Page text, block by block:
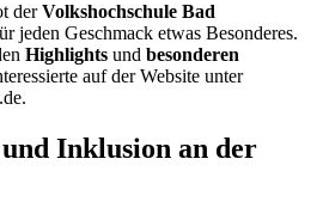
derVolkshochschule Bad
jeden Geschmack etwas Besonderes.
Highlights und besonderen
auf der Website unter
Inklusion an der